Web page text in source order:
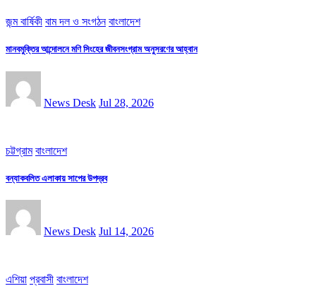
জন্ম বার্ষিকী বাম দল ও সংগঠন বাংলাদেশ
মানবমুক্তির আন্দোলনে মণি সিংহের জীবনসংগ্রাম অনুসরণের আহ্বান
News Desk Jul 28, 2026
চট্টগ্রাম বাংলাদেশ
বন্যাকবলিত এলাকায় সাপের উপদ্রব
News Desk Jul 14, 2026
এশিয়া প্রবাসী বাংলাদেশ